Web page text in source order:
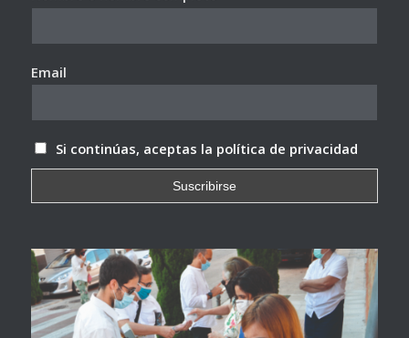
Email
Si continúas, aceptas la política de privacidad